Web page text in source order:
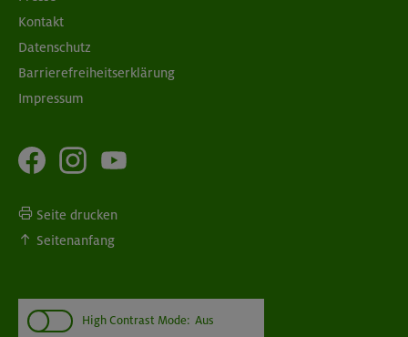
Kontakt
Datenschutz
Barrierefreiheitserklärung
Impressum
Seite drucken
Seitenanfang
High Contrast Mode: Aus